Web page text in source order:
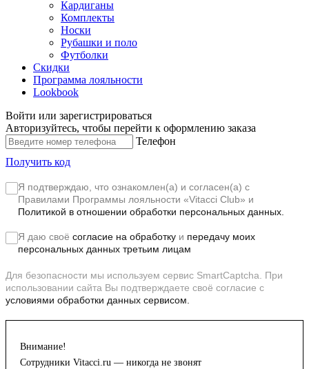
Кардиганы
Комплекты
Носки
Рубашки и поло
Футболки
Скидки
Программа лояльности
Lookbook
Войти или зарегистрироваться
Авторизуйтесь, чтобы перейти к оформлению заказа
Телефон
Получить код
Я подтверждаю, что ознакомлен(а) и согласен(а) с
Правилами Программы лояльности «Vitacci Club» и
Политикой в отношении обработки персональных данных.
Я даю своё согласие на обработку и передачу моих
персональных данных третьим лицам
Для безопасности мы используем сервис SmartCaptcha. При
использовании сайта Вы подтверждаете своё согласие с
условиями обработки данных сервисом.
Внимание!
Сотрудники Vitacci.ru — никогда не звонят